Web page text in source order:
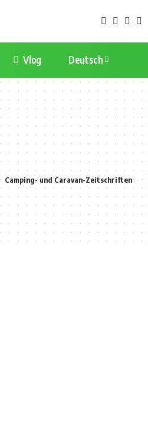
Vlog Deutsch
Camping- und Caravan-Zeitschriften